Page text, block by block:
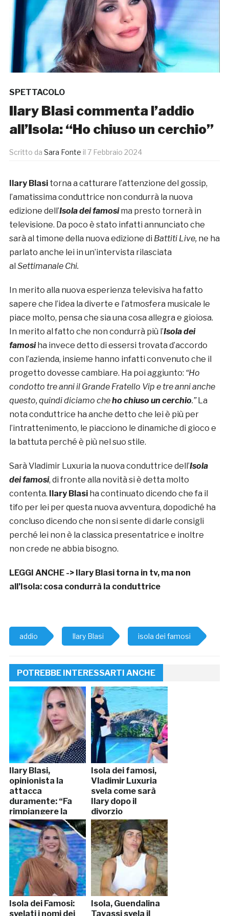
SPETTACOLO
Ilary Blasi commenta l’addio
all’Isola: “Ho chiuso un cerchio”
Scritto da Sara Fonte il 7 Febbraio 2024
Ilary Blasi torna a catturare l’attenzione del gossip,
l’amatissima conduttrice non condurrà la nuova
edizione dell’Isola dei famosima presto tornerà in
televisione. Da poco è stato infatti annunciato che
sarà al timone della nuova edizione di Battiti Live, ne ha
parlato anche lei in un’intervista rilasciata
al Settimanale Chi.
In merito alla nuova esperienza televisiva ha fatto
sapere che l’idea la diverte e l’atmosfera musicale le
piace molto, pensa che sia una cosa allegra e gioiosa.
In merito al fatto che non condurrà più l’Isola dei
famosi ha invece detto di essersi trovata d’accordo
con l’azienda, insieme hanno infatti convenuto che il
progetto dovesse cambiare. Ha poi aggiunto: “Ho
condotto tre anni il Grande Fratello Vip e tre anni anche
questo, quindi diciamo cheho chiuso un cerchio.” La
nota conduttrice ha anche detto che lei è più per
l’intrattenimento, le piacciono le dinamiche di gioco e
la battuta perché è più nel suo stile.
Sarà Vladimir Luxuria la nuova conduttrice dell’Isola
dei famosi, di fronte alla novità si è detta molto
contenta.
Ilary Blasi ha continuato dicendo che fa il
tifo per lei per questa nuova avventura, dopodiché ha
concluso dicendo che non si sente di darle consigli
perché lei non è la classica presentatrice e inoltre
non crede ne abbia bisogno.
LEGGI ANCHE ->
Ilary Blasi torna in tv, ma non
all’Isola: cosa condurrà la conduttrice
addio Ilary Blasi isola dei famosi
POTREBBE INTERESSARTI ANCHE
Ilary Blasi,
opinionista la
attacca
duramente: “Fa
rimpiangere la
Ventura”
Isola dei famosi,
Vladimir Luxuria
svela come sarà
Ilary dopo il
divorzio
Isola dei Famosi:
svelati i nomi dei
Isola, Guendalina
Tavassi svela il